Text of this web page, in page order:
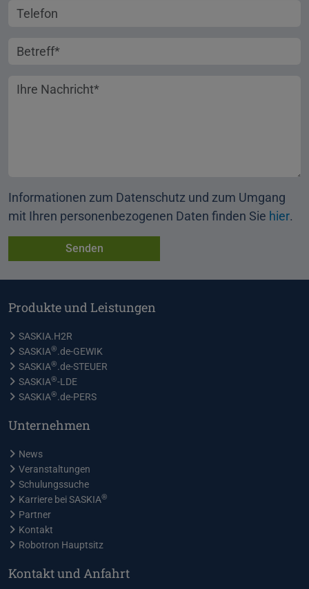
Telefonnummer
Betreff
Ihre Nachricht
Informationen zum Datenschutz und zum Umgang
mit Ihren personenbezogenen Daten finden Sie hier.
Produkte und Leistungen
SASKIA.H2R
SASKIA®.de-GEWIK
SASKIA®.de-STEUER
SASKIA®-LDE
SASKIA®.de-PERS
Unternehmen
News
Veranstaltungen
Schulungssuche
Karriere bei SASKIA®
Partner
Kontakt
Robotron Hauptsitz
Kontakt und Anfahrt